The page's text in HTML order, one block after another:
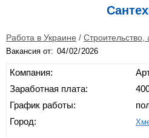
Работа в Украине / Строительство,
Вакансия от:
Компания:
Заработная плата:
График работы:
Город: